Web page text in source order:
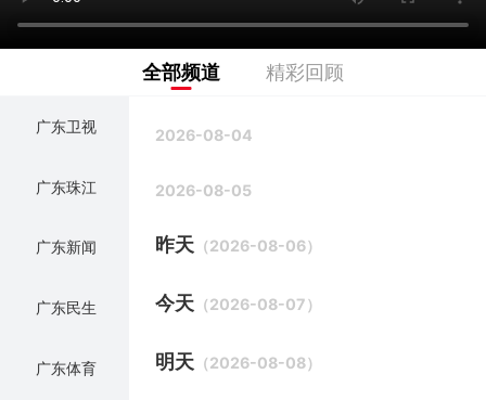
全部频道 精彩回顾
广东卫视
广东珠江
广东新闻
广东民生
广东体育
2026-08-04
2026-08-05
昨天 （2026-08-06）
今天 （2026-08-07）
明天 （2026-08-08）